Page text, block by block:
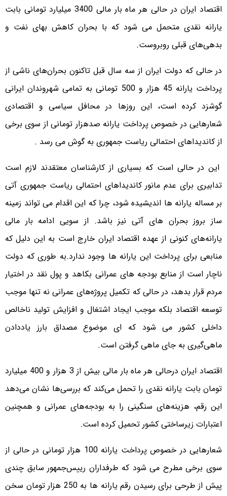
اقتصاد ایران در حالی هر ماه بار مالی 3400 میلیارد تومانی بابت
یارانه نقدی متحمل می شود که با بحران کاهش بهای نفت و
بدهی‌های قبلی روبروست.
در حالی که دولت ایران از سه سال قبل تاکنون بحران‌های ناشی از
پرداخت یارانه 45 هزار و 500 تومانی به تمامی شهروندان ایرانی
گوشزد کرده است، این روزها در محافل سیاسی و اقتصادی
شعارهایی در خصوص پرداخت یارانه صدهزار تومانی از سوی برخی
از کاندیداهای احتمالی ریاست جمهوری به گوش می رسد .
این در حالی است که بسیاری از کارشناسان معتقدند لازم است
تدابیری برای عدم مانور کاندیداهای احتمالی ریاست جمهوری آتی
بر مساله یارانه ها اندیشیده شود، چرا که این اقدام می تواند زمینه
ساز بروز بحران های آتی نیز باشد. از سویی ادامه بار مالی
یارانه‌های کنونی از عهده اقتصاد ایران خارج است به این دلیل که
منابعی برای پرداخت این یارانه ها وجود ندارد.به طوری که دولت
ناچار است از منابع بودجه های عمرانی بکاهد و پول نقد در اختیار
مردم قرار بدهد، در حالی که تکمیل پروژه‌های عمرانی نه تنها موجب
توسعه اقتصاد بلکه موجب ایجاد اشتغال و افزایش تولید ناخالص
داخلی کشور می شود که ای موضوع مصداق بارز یاددادن
ماهی‌گیری به جای ماهی گرفتن است.
اقتصاد ایران درحالی هر ماه بار مالی بیش از 3 هزار و 400 میلیارد
تومان بابت یارانه نقدی را تحمل می‌کند که بررسی‌ها نشان می‌دهد
این رقم، هزینه‌های سنگینی را به بودجه‌های عمرانی و همچنین
اعتبارات زیرساختی کشور تحمیل کرده است.
شعارهایی در خصوص پرداخت یارانه 100 هزار تومانی در حالی از
سوی برخی مطرح می شود که طرفداران رییس‌جمهور سابق چندی
پیش از طرحی برای رسیدن رقم یارانه ها به 250 هزار تومان سخن